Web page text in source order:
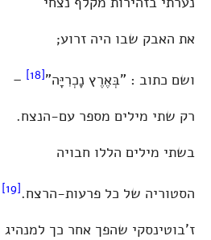
את האבק שבו היה זרוע;
ושם כתוב : "בְּאֶרֶץ נָכְרִיָּה"[18]
–
רק שתי מילים מספר עם-הנצח.
בשתי מילים הללו חבויה
הסטוריה של כל פרעות-הרצח.[19]
ז'בוטינסקי שהפך אחר כך למנהיג